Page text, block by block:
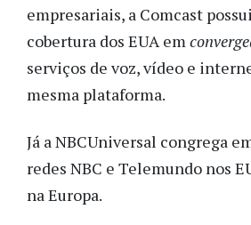
empresariais, a Comcast
cobertura dos EUA em
serviços de voz, vídeo e
mesma plataforma.
Já a NBCUniversal congrega
redes NBC e Telemundo nos
na Europa.